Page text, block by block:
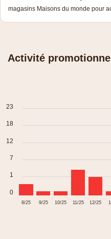
magasins Maisons du monde pour
Activité
23
18
12
7
1
0
8/25 9/25 10/25 11/25 12/25